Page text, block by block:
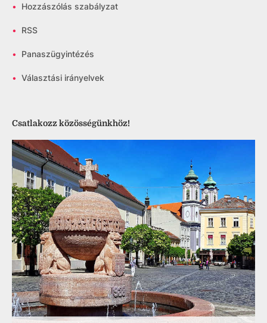
• Hozzászólás szabályzat
• RSS
• Panaszügyintézés
• Választási irányelvek
Csatlakozz közösségünkhöz!